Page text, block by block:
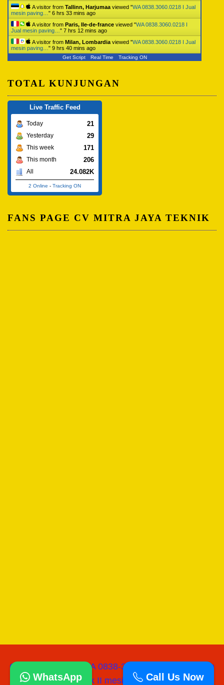
A visitor from Tallinn, Harjumaa viewed "WA 0838.3060.0218 I Jual
mesin paving… " 6 hrs 33 mins ago
A visitor from Paris, Ile-de-france viewed "WA 0838.3060.0218 I
Jual mesin paving… " 7 hrs 12 mins ago
A visitor from Milan, Lombardia viewed "WA 0838.3060.0218 I Jual
mesin paving… " 9 hrs 40 mins ago
Get Script Real Time Tracking ON
TOTAL KUNJUNGAN
Live Traffic Feed
Today 21
Yesterday 29
This week 171
This month 206
All 24.082K
2 Online - Tracking ON
FANS PAGE CV MITRA JAYA TEKNIK
Copyright © 2026 WA 0838-3060-0218 I Jual Mesin
paving block II mesinpress batako
Call Us Now
WhatsApp